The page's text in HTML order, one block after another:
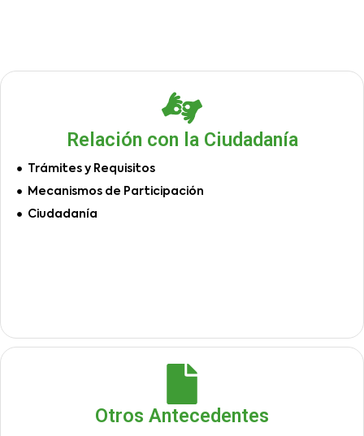
Relación con la Ciudadanía
Trámites y Requisitos
Mecanismos de Participación
Ciudadanía
Otros Antecedentes